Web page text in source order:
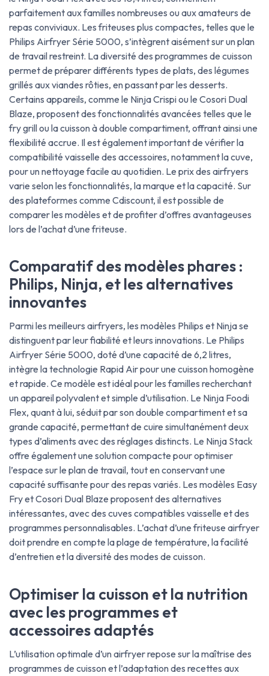
parfaitement aux familles nombreuses ou aux amateurs de
repas conviviaux. Les friteuses plus compactes, telles que le
Philips Airfryer Série 5000, s’intègrent aisément sur un plan
de travail restreint. La diversité des programmes de cuisson
permet de préparer différents types de plats, des légumes
grillés aux viandes rôties, en passant par les desserts.
Certains appareils, comme le Ninja Crispi ou le Cosori Dual
Blaze, proposent des fonctionnalités avancées telles que le
fry grill ou la cuisson à double compartiment, offrant ainsi une
flexibilité accrue. Il est également important de vérifier la
compatibilité vaisselle des accessoires, notamment la cuve,
pour un nettoyage facile au quotidien. Le prix des airfryers
varie selon les fonctionnalités, la marque et la capacité. Sur
des plateformes comme Cdiscount, il est possible de
comparer les modèles et de profiter d’offres avantageuses
lors de l’achat d’une friteuse.
Comparatif des modèles phares :
Philips, Ninja, et les alternatives
innovantes
Parmi les meilleurs airfryers, les modèles Philips et Ninja se
distinguent par leur fiabilité et leurs innovations. Le Philips
Airfryer Série 5000, doté d’une capacité de 6,2 litres,
intègre la technologie Rapid Air pour une cuisson homogène
et rapide. Ce modèle est idéal pour les familles recherchant
un appareil polyvalent et simple d’utilisation. Le Ninja Foodi
Flex, quant à lui, séduit par son double compartiment et sa
grande capacité, permettant de cuire simultanément deux
types d’aliments avec des réglages distincts. Le Ninja Stack
offre également une solution compacte pour optimiser
l’espace sur le plan de travail, tout en conservant une
capacité suffisante pour des repas variés. Les modèles Easy
Fry et Cosori Dual Blaze proposent des alternatives
intéressantes, avec des cuves compatibles vaisselle et des
programmes personnalisables. L’achat d’une friteuse airfryer
doit prendre en compte la plage de température, la facilité
d’entretien et la diversité des modes de cuisson.
Optimiser la cuisson et la nutrition
avec les programmes et
accessoires adaptés
L’utilisation optimale d’un airfryer repose sur la maîtrise des
programmes de cuisson et l’adaptation des recettes aux